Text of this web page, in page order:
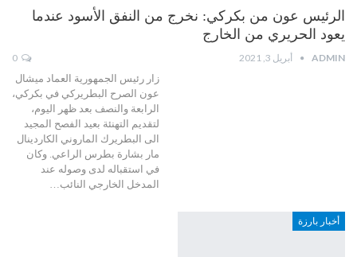
الرئيس عون من بكركي: نخرج من النفق الأسود عندما
يعود الحريري من الخارج
ADMIN أبريل 3, 2021
زار رئيس الجمهورية العماد ميشال
عون الصرح البطريركي في بكركي،
الرابعة والنصف بعد ظهر اليوم،
لتقديم التهنئة بعيد الفصح المجيد
الى البطريرك الماروني الكاردينال
مار بشارة بطرس الراعي. وكان
في استقباله لدى وصوله عند
المدخل الخارجي النائب…
أخبار بارزة